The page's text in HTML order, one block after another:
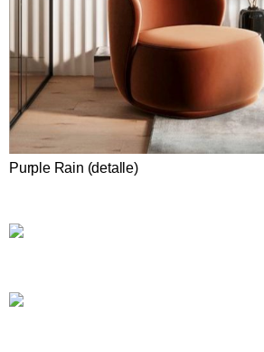
Purple Rain (detalle)